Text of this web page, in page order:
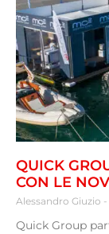
QUICK
CON LE
Alessandro Giuzio
Quick Group